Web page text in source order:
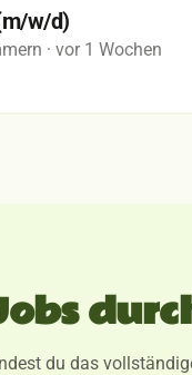
w/d)
· vor 1 Wochen
du das